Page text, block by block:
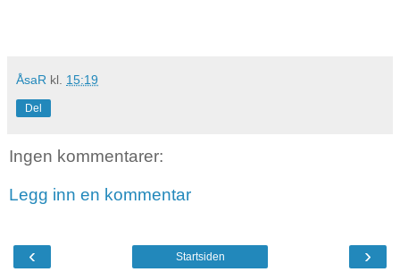
ÅsaR kl. 15:19
Del
Ingen kommentarer:
Legg inn en kommentar
‹ ›
Startsiden